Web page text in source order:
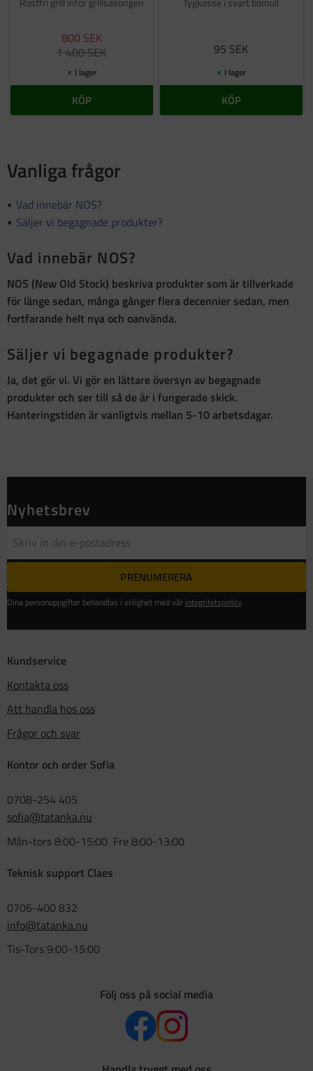
800 SEK
1 400SEK
I lager
KÖP
95 SEK
I lager
KÖP
Vanliga frågor
Vad innebär NOS?
Säljer vi begagnade produkter?
Vad innebär NOS?
NOS (New Old Stock) beskriva produkter som ärtillverkade
för länge sedan, många gånger flera decennier sedan, men
fortfarande helt nya och oanvända.
Säljer vi begagnade produkter?
Ja, det gör vi. Vi gör en lättare översyn av begagnade
produkter och ser till så de är i fungerade skick.
Hanteringstiden är vanligtvis mellan 5-10 arbetsdagar.
Nyhetsbrev
PRENUMERERA
Dina personuppgifter behandlas i enlighet med vår integritetspolicy.
Kundservice
Kontakta oss
Att handla hos oss
Frågor och svar
Kontor och order Sofia
0708-254 405
sofia@tatanka.nu
Mån-tors 8:00-15:00 Fre 8:00-13:00
Teknisk support Claes
0706-400 832
info@tatanka.nu
Tis-Tors 9:00-15:00
Följ oss på social media